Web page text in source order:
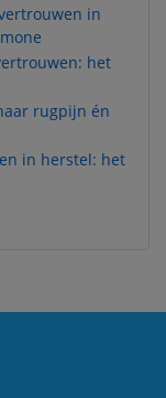
in
het
rugpijn én
in herstel: het